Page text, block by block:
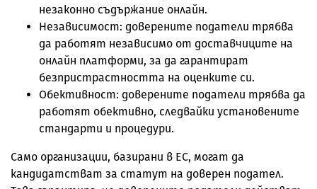
незаконно съдържание онлайн.
Независимост: доверените податели трябва
да работят независимо от доставчиците на
онлайн платформи, за да гарантират
безпристрастността на оценките си.
Обективност: доверените податели трябва да
работят обективно, следвайки установените
стандарти и процедури.
Само организации, базирани в ЕС, могат да
кандидатстват за статут на доверен подател.